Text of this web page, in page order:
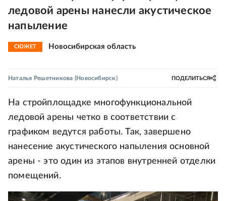
ледовой арены нанесли акустическое
напыление
СЮЖЕТ Новосибирская область
Наталья Решетникова (Новосибирск) ПОДЕЛИТЬСЯ
На стройплощадке многофункциональной
ледовой арены четко в соответствии с
графиком ведутся работы. Так, завершено
нанесение акустического напыления основной
арены - это один из этапов внутренней отделки
помещений.